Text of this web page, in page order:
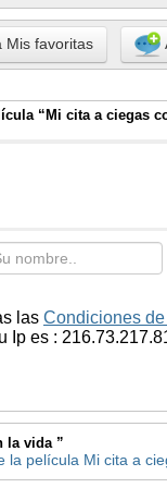
Mis favoritas
“Mi cita a ciegas
las Condiciones
Ip es :
la vida ”
la película Mi cita a